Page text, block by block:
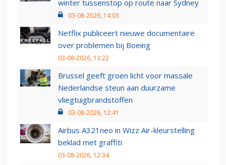
winter tussenstop op route naar Sydney
03-08-2026, 14:03
Netflix publiceert nieuwe documentaire
over problemen bij Boeing
03-08-2026, 13:22
Brussel geeft groen licht voor massale
Nederlandse steun aan duurzame
vliegtuigbrandstoffen
03-08-2026, 12:41
Airbus A321neo in Wizz Air-kleurstelling
beklad met graffiti
03-08-2026, 12:34